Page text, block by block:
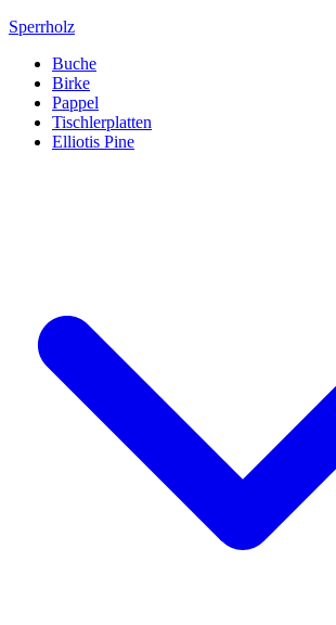
Sperrholz
Buche
Birke
Pappel
Tischlerplatten
Elliotis Pine